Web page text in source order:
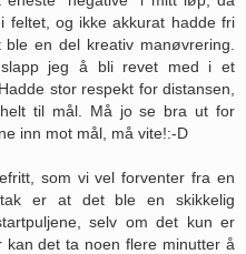
feltet, og ikke akkurat hadde fri
en del kreativ manøvrering.
jeg å bli revet med i et
stor respekt for distansen,
til mål. Må jo se bra ut for
inn mot mål, må vite!:-D
som vi vel forventer fra en
er at det ble en skikkelig
selv om det kun er
det ta noen flere minutter å